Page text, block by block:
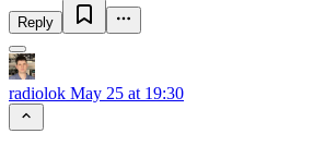
Reply
radiolok May 25 at 19:30